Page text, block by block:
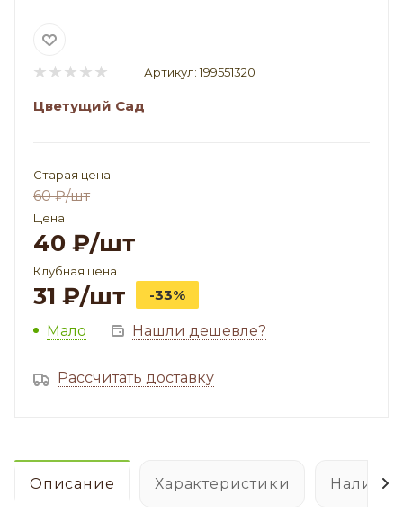
Артикул: 199551320
Цветущий Сад
Старая цена
60₽/шт
Цена
40 ₽/шт
Клубная цена
31 ₽/шт -33%
Мало Нашли дешевле?
Рассчитать доставку
Описание Характеристики